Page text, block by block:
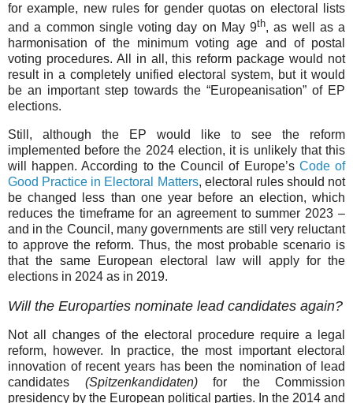
for example, new rules for gender quotas on electoral lists
and a common single voting day on May 9th, as well as a
harmonisation of the minimum voting age and of postal
voting procedures. All in all, this reform package would not
result in a completely unified electoral system, but it would
be an important step towards the “Europeanisation” of EP
elections.
Still, although the EP would like to see the reform
implemented before the 2024 election, it is unlikely that this
will happen. According to the Council of Europe’s Code of
Good Practice in Electoral Matters, electoral rules should not
be changed less than one year before an election, which
reduces the timeframe for an agreement to summer 2023 –
and in the Council, many governments are still very reluctant
to approve the reform. Thus, the most probable scenario is
that the same European electoral law will apply for the
elections in 2024 as in 2019.
Will the Europarties nominate lead candidates again?
Not all changes of the electoral procedure require a legal
reform, however. In practice, the most important electoral
innovation of recent years has been the nomination of lead
candidates (Spitzenkandidaten) for the Commission
presidency by the European political parties. In the 2014 and